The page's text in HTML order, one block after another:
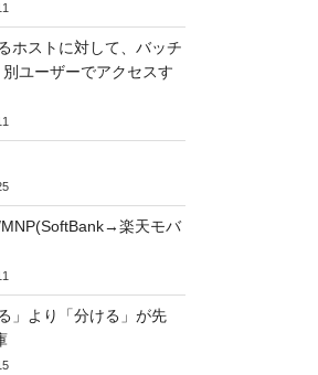
ホストに対して、バッチ
ユーザーでアクセスす
楽天モバ
」より「分ける」が先